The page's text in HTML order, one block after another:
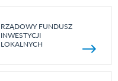
RZĄDOWY FUNDUSZ
INWESTYCJI
LOKALNYCH